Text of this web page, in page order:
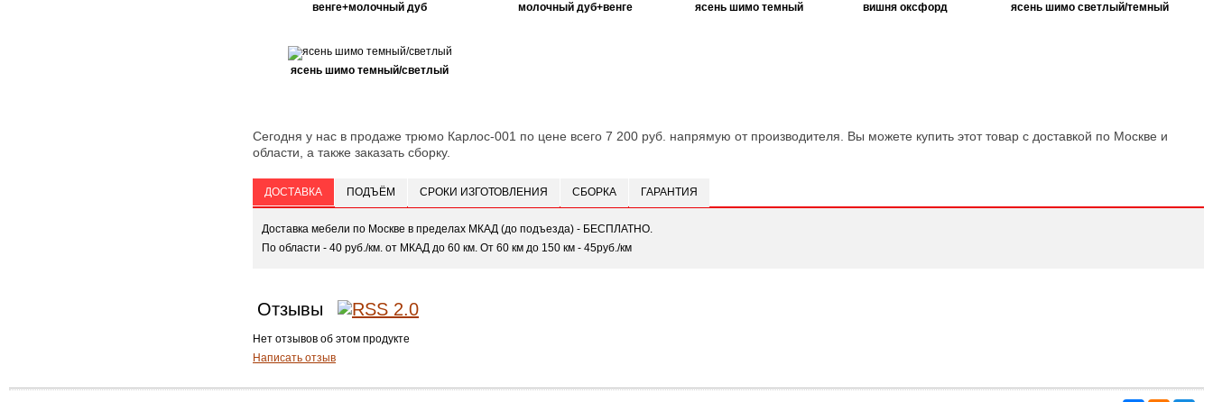
венге+молочный дуб молочный дуб+венге ясень шимо темный вишня оксфорд ясень шимо светлый/темный
ясень шимо темный/светлый
Сегодня у нас в продаже трюмо Карлос-001 по цене всего 7 200 руб. напрямую от производителя. Вы можете купить этот товар с доставкой по Москве и
области, а также заказать сборку.
ДОСТАВКА ПОДЪЁМ СРОКИ ИЗГОТОВЛЕНИЯ СБОРКА ГАРАНТИЯ
Доставка мебели по Москве в пределах МКАД (до подъезда) - БЕСПЛАТНО.
По области - 40 руб./км. от МКАД до 60 км. От 60 км до 150 км - 45руб./км
Отзывы
Нет отзывов об этом продукте
Написать отзыв